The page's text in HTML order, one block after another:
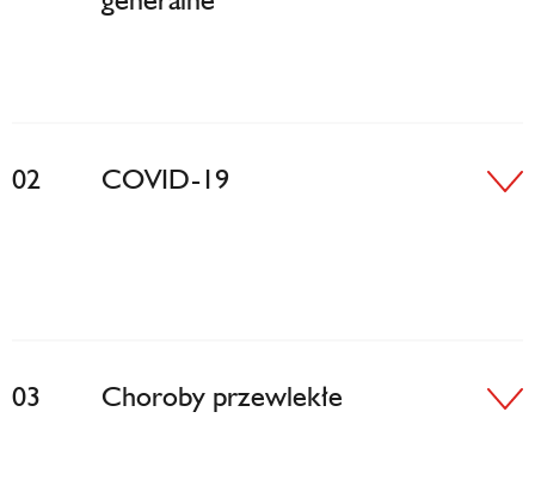
02 COVID-19
03 Choroby przewlekłe